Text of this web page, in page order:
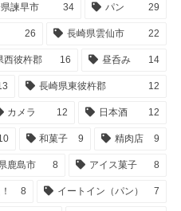
諫早市 34 パン 29
26 長崎県雲仙市 22
西彼杵郡 16 昼呑み 14
長崎県東彼杵郡 12
カメラ 12 日本酒 12
和菓子 9 精肉店 9
鹿島市 8 アイス菓子 8
8 イートイン（パン） 7